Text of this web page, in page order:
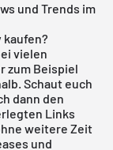
und Trends im
kaufen?
vielen
zum Beispiel
Schaut euch
dann den
Links
weitere Zeit
und